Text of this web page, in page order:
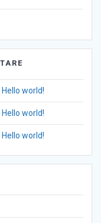
Hello world!
Hello world!
Hello world!